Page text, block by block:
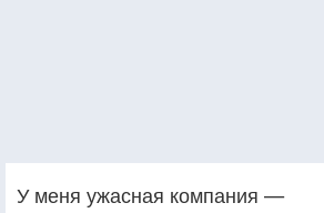
У меня ужасная компания —